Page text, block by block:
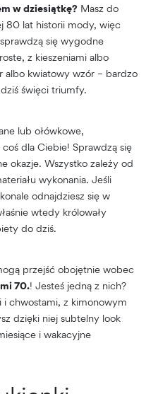
w dziesiątkę? Masz do
80 lat historii mody, więc
się wygodne
z kieszeniami albo
albo kwiatowy wzór – bardzo
święci triumfy.
lub ołówkowe,
dla Ciebie! Sprawdzą się
okazje. Wszystko zależy od
wykonania. Jeśli
odnajdziesz się w
wtedy królowały
do dziś.
przejść obojętnie wobec
70.! Jesteś jedną z nich?
i chwostami, z kimonowym
dzięki niej subtelny look
i wakacyjne